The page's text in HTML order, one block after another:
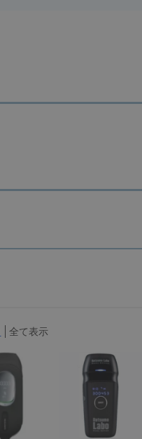
全て表示